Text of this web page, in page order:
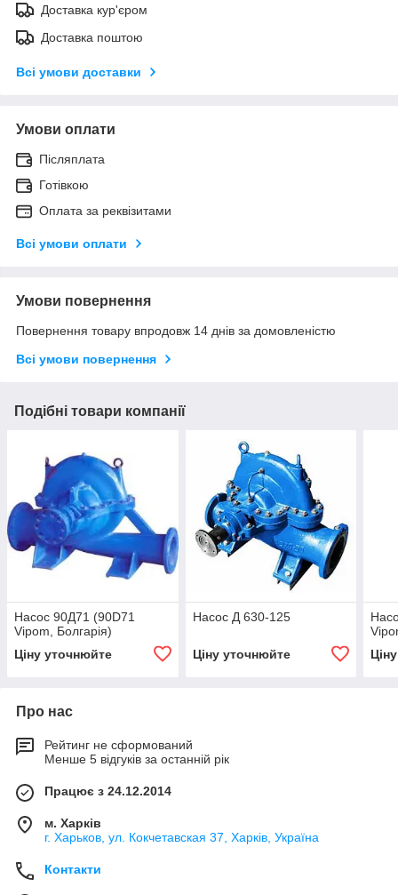
Доставка кур'єром
Доставка поштою
Всі умови доставки
Умови оплати
Післяплата
Готівкою
Оплата за реквізитами
Всі умови оплати
Умови повернення
Повернення товару впродовж 14 днів за домовленістю
Всі умови повернення
Подібні товари компанії
Насос 90Д71 (90D71
Vipom, Болгарія)
Ціну уточнюйте
Насос Д 630-125
Ціну уточнюйте
Про нас
Рейтинг не сформований
Менше 5 відгуків за останній рік
Працює з 24.12.2014
м. Харків
г. Харьков, ул. Кокчетавская 37, Харків, Україна
Контакти